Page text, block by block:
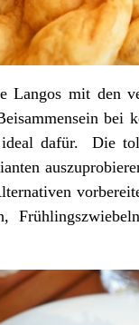
Langos mit den
dafür. Die